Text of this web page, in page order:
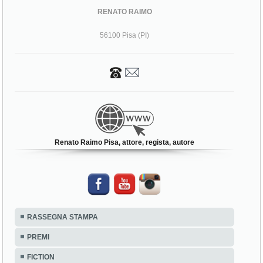
RENATO RAIMO
56100 Pisa (PI)
Renato Raimo Pisa, attore, regista, autore
RASSEGNA STAMPA
PREMI
FICTION